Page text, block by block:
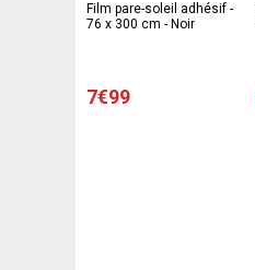
Film pare-soleil adhésif -
76 x 300 cm - Noir
7€99